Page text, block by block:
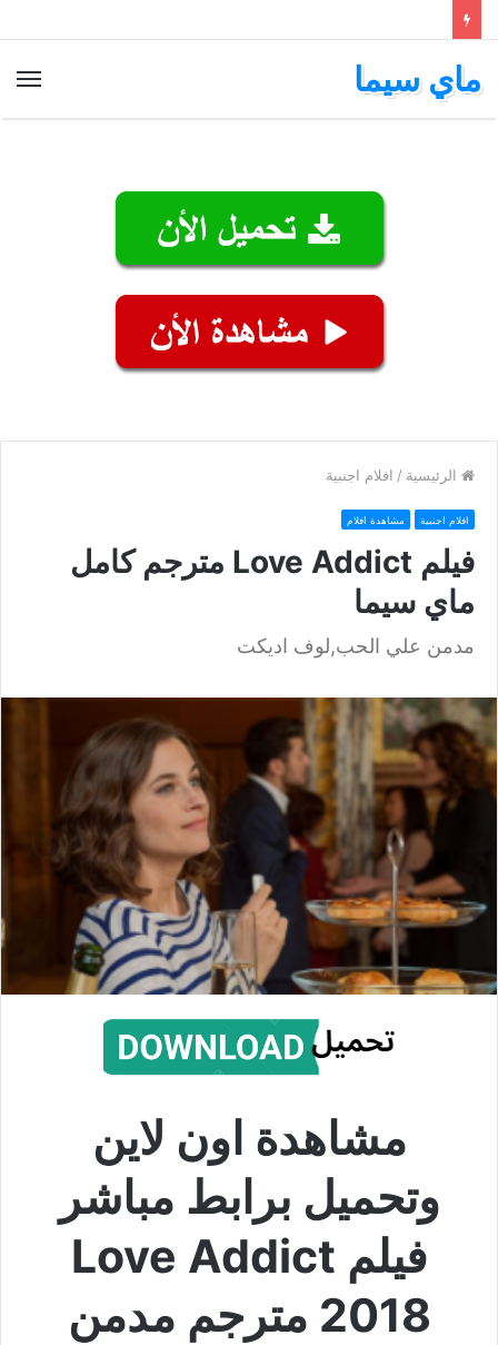
ماي سيما
الرئيسية / افلام اجنبية
افلام اجنبية مشاهدة افلام
فيلم Love Addict مترجم كامل
ماي سيما
مدمن علي الحب,لوف اديكت
مشاهدة اون لاين
وتحميل برابط مباشر
فيلم Love Addict
2018 مترجم مدمن